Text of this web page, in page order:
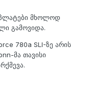
მხოლოდ
გამოვიდა.
780a SLI-ზე არის
მა თავისი